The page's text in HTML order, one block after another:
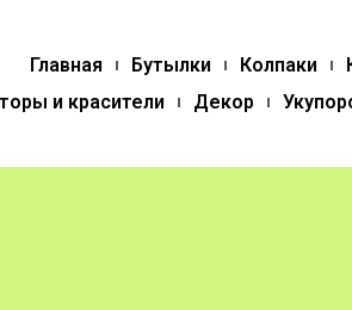
Главная Бутылки Колпаки
и красители
Декор